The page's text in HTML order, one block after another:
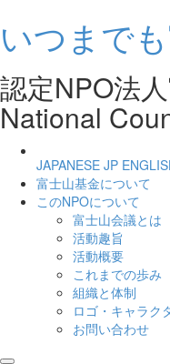
いつまで
認定NPO法
National
JAPANESE JP
富士山基金について
このNPOについて
富士山会議とは
活動趣旨
活動概要
これまでの歩み
組織と体制
ロゴ・キャラク
お問い合わせ